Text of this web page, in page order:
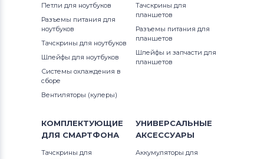
Петли для ноутбуков
Разъемы питания для
ноутбуков
Тачскрины для ноутбуков
Шлейфы для ноутбуков
Системы охлаждения в
сборе
Вентиляторы (кулеры)
Тачскрины для
планшетов
Разъемы питания для
планшетов
Шлейфы и запчасти для
планшетов
КОМПЛЕКТУЮЩИЕ
ДЛЯ СМАРТФОНА
Тачскрины для
УНИВЕРСАЛЬНЫЕ
АКСЕССУАРЫ
Аккумуляторы для